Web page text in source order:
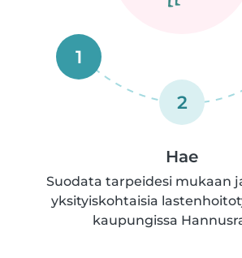
1
2
Hae
Suodata tarpeidesi mukaan
yksityiskohtaisia
kaupungissa